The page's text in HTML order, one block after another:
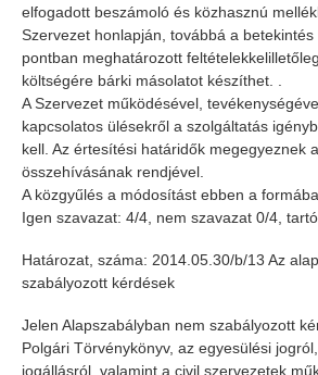
elfogadott beszámoló és közhasznú
Szervezet honlapján, továbbá a
pontban meghatározott
költségére bárki másolatot készíthet. .
A Szervezet működésével,
kapcsolatos ülésekről a szolgáltatás
kell. Az értesítési határidők megegyeznek
összehívásának rendjével.
A közgyűlés a módosítást ebben a
Igen szavazat: 4/4, nem szavazat 0/4,
Határozat, száma: 2014.05.30/b/13 Az
szabályozott kérdések
Jelen Alapszabályban nem szabályozott
Polgári Törvénykönyv, az egyesülési
jogállásról, valamint a civil szervezetek